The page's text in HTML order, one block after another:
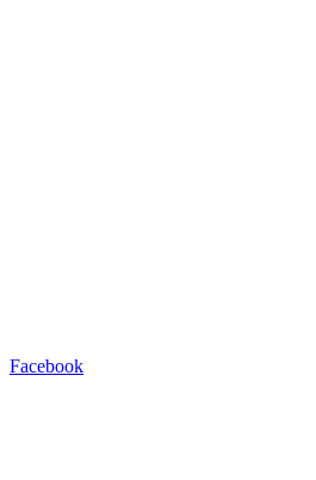
Facebook